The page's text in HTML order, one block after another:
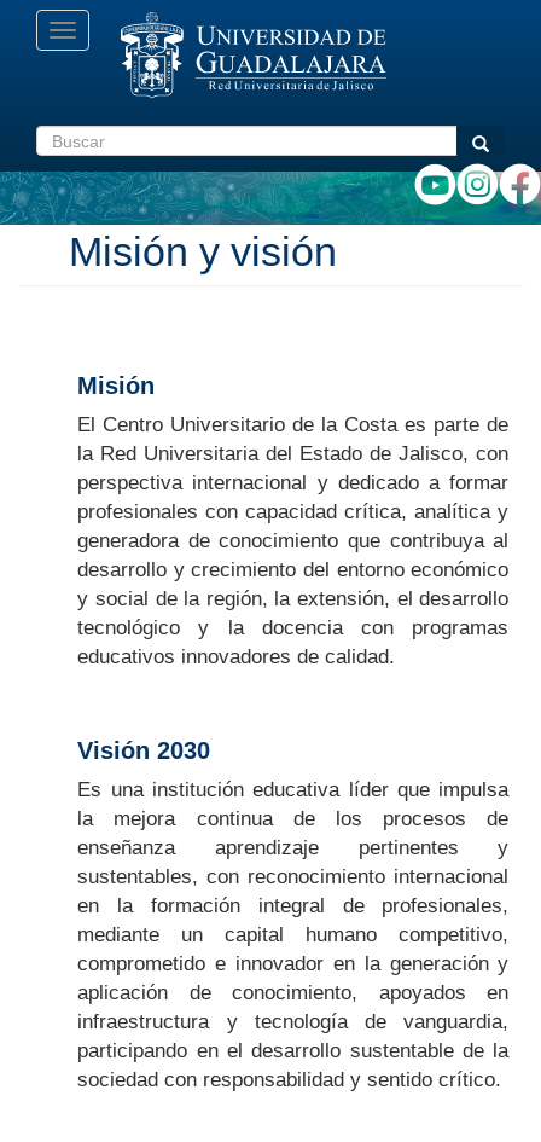
Pasar
Toggle
navigation
Buscar Buscar
Misión y visión
Misión
El Centro Universitario de la Costa es parte de
la Red Universitaria del Estado de Jalisco, con
perspectiva internacional y dedicado a formar
profesionales con capacidad crítica, analítica y
generadora de conocimiento que contribuya al
desarrollo y crecimiento del entorno económico
y social de la región, la extensión, el desarrollo
tecnológico y la docencia con programas
educativos innovadores de calidad.
Visión 2030
Es una institución educativa líder que impulsa
la mejora continua de los procesos de
enseñanza aprendizaje pertinentes y
sustentables, con reconocimiento internacional
en la formación integral de profesionales,
mediante un capital humano competitivo,
comprometido e innovador en la generación y
aplicación de conocimiento, apoyados en
infraestructura y tecnología de vanguardia,
participando en el desarrollo sustentable de la
sociedad con responsabilidad y sentido crítico.